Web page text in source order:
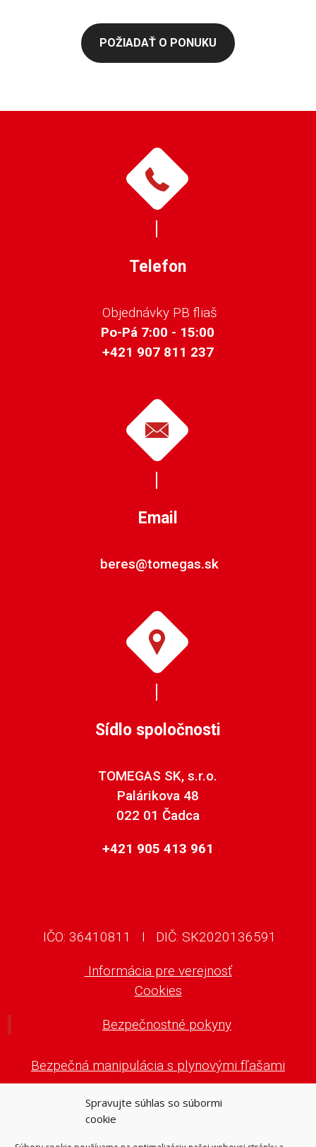
Spravujte súhlas so súbormi
cookie
POŽIADAŤ O PONUKU
Telefon
Objednávky PB fliaš
Po-Pá 7:00 - 15:00
+421 907 811 237
Email
beres@tomegas.sk
Sídlo spoločnosti
TOMEGAS SK, s.r.o.
Palárikova 48
022 01 Čadca
+421 905 413 961
IČO: 36410811 I DIČ: SK2020136591
Informácia pre verejnosť
Cookies
Bezpečnostné pokyny
Bezpečná manipulácia s plynovými fľašami
Karty bezpečnostných údajov